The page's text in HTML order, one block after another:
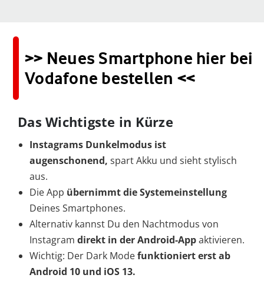
>> Neues Smartphone hier bei
Vodafone bestellen <<
Das Wichtigste in Kürze
Instagrams Dunkelmodus ist
augenschonend, spart Akku und sieht stylisch
aus.
Die App übernimmt die Systemeinstellung
Deines Smartphones.
Alternativ kannst Du den Nachtmodus von
Instagram direkt in der Android-Appaktivieren.
Wichtig: Der Dark Modefunktioniert erst ab
Android 10 und iOS 13.